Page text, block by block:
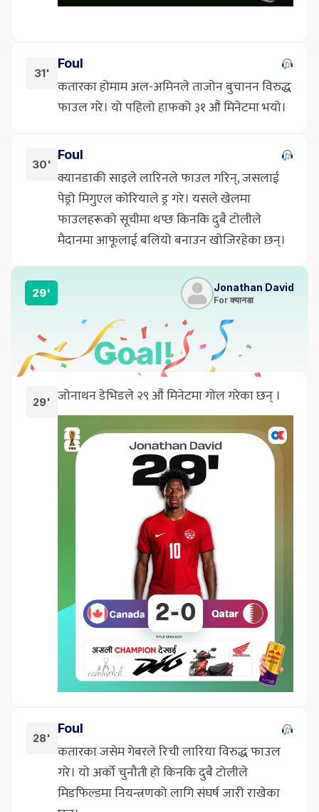
31'
Foul
कतारका होमाम अल-अमिनले ताजोन बुचानन विरुद्ध
फाउल गरे। यो पहिलो हाफको ३१ औं मिनेटमा भयो।
30'
Foul
क्यानडाकी साइले लारिनले फाउल गरिन्, जसलाई
पेड्रो मिगुएल कोरियाले ड्र गरे। यसले खेलमा
फाउलहरूको सूचीमा थप्छ किनकि दुबै टोलीले
मैदानमा आफूलाई बलियो बनाउन खोजिरहेका छन्।
29' Jonathan David
For क्यानडा
29' जोनाथन डेभिडले २९ औं मिनेटमा गोल गरेका छन् ।
28'
Foul
कतारका जसेम गेबरले रिची लारिया विरुद्ध फाउल
गरे। यो अर्को चुनौती हो किनकि दुबै टोलीले
मिडफिल्डमा नियन्त्रणको लागि संघर्ष जारी राखेका